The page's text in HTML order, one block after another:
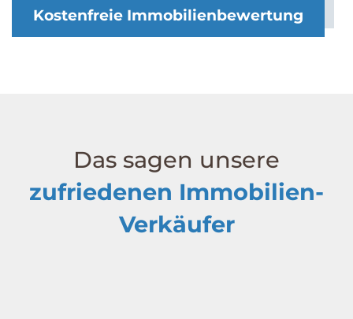
Kostenfreie Immobilienbewertung
Das sagen unsere
zufriedenen Immobilien-
Ver­käufer